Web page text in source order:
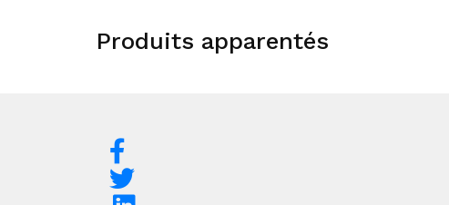
Produits apparentés